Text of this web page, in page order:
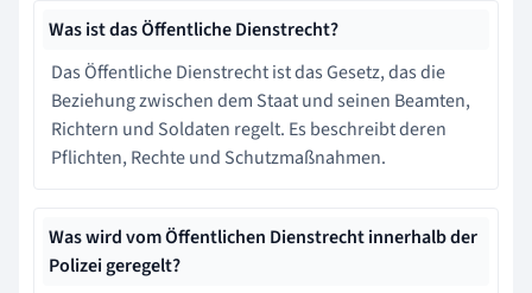
Was ist das Öffentliche Dienstrecht?
Das Öffentliche Dienstrecht ist das Gesetz, das die
Beziehung zwischen dem Staat und seinen Beamten,
Richtern und Soldaten regelt. Es beschreibt deren
Pflichten, Rechte und Schutzmaßnahmen.
Was wird vom Öffentlichen Dienstrecht innerhalb der
Polizei geregelt?